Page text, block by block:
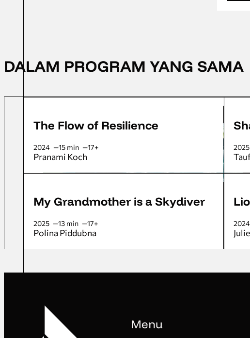
DALAM PROGRAM YANG SAMA
The Flow of Resilience
2024 15 min 17+
Pranami Koch
2025
My Grandmother is a Skydiver
2025 13 min 17+
Polina Piddubna
2024
Menu